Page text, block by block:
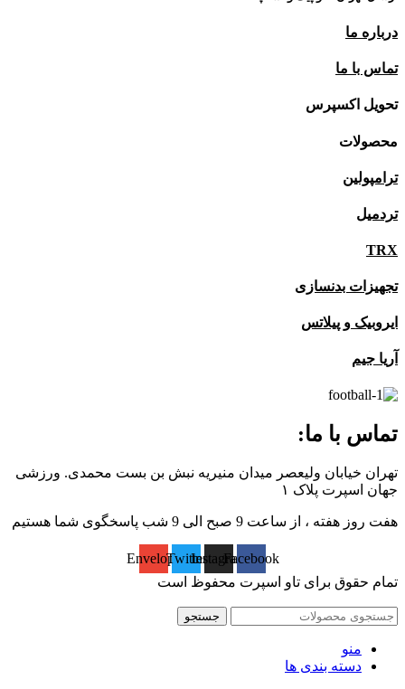
درباره ما
تماس با ما
تحویل اکسپرس
محصولات
ترامپولین
تردمیل
TRX
تجهیزات بدنسازی
ایروبیک و پیلاتس
آریا جیم
تماس با ما:
تهران خیابان ولیعصر میدان منیریه نبش بن بست محمدی. ورزشی
جهان اسپرت پلاک ۱
هفت روز هفته ، از ساعت 9 صبح الی 9 شب پاسخگوی شما هستیم
Facebook
Instagram
Twitter
Envelope
تمام حقوق برای تاو اسپرت محفوظ است
جستجو
منو
دسته بندی ها